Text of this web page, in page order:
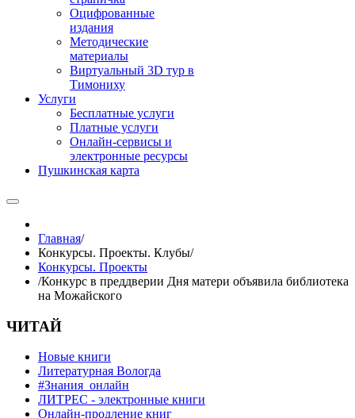
Оцифрованные
издания
Методические
материалы
Виртуальный 3D тур в
Тимониху
Услуги
Бесплатные услуги
Платные услуги
Онлайн-сервисы и
электронные ресурсы
Пушкинская карта
Главная/
Конкурсы. Проекты. Клубы/
Конкурсы. Проекты
/Конкурс в преддверии Дня матери объявила библиотека
на Можайского
ЧИТАЙ
Новые книги
Литературная Вологда
#Знания_онлайн
ЛИТРЕС - электронные книги
Онлайн-продление книг